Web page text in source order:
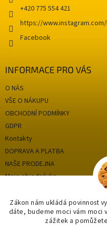
Zákon nám ukládá povinnost
dáte, budeme moci vám moci
zážitek a
+420 775 554 421
Facebook
https://
INFORMACE PRO VÁS
O NÁS
VŠE O NÁKUPU
OBCHODNÍ PODMÍNKY
GDPR
Kontakty
DOPRAVA A PLATBA
NAŠE PRODEJNA
Moje objednávka
Kategorie